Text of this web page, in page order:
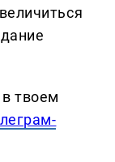
твоем